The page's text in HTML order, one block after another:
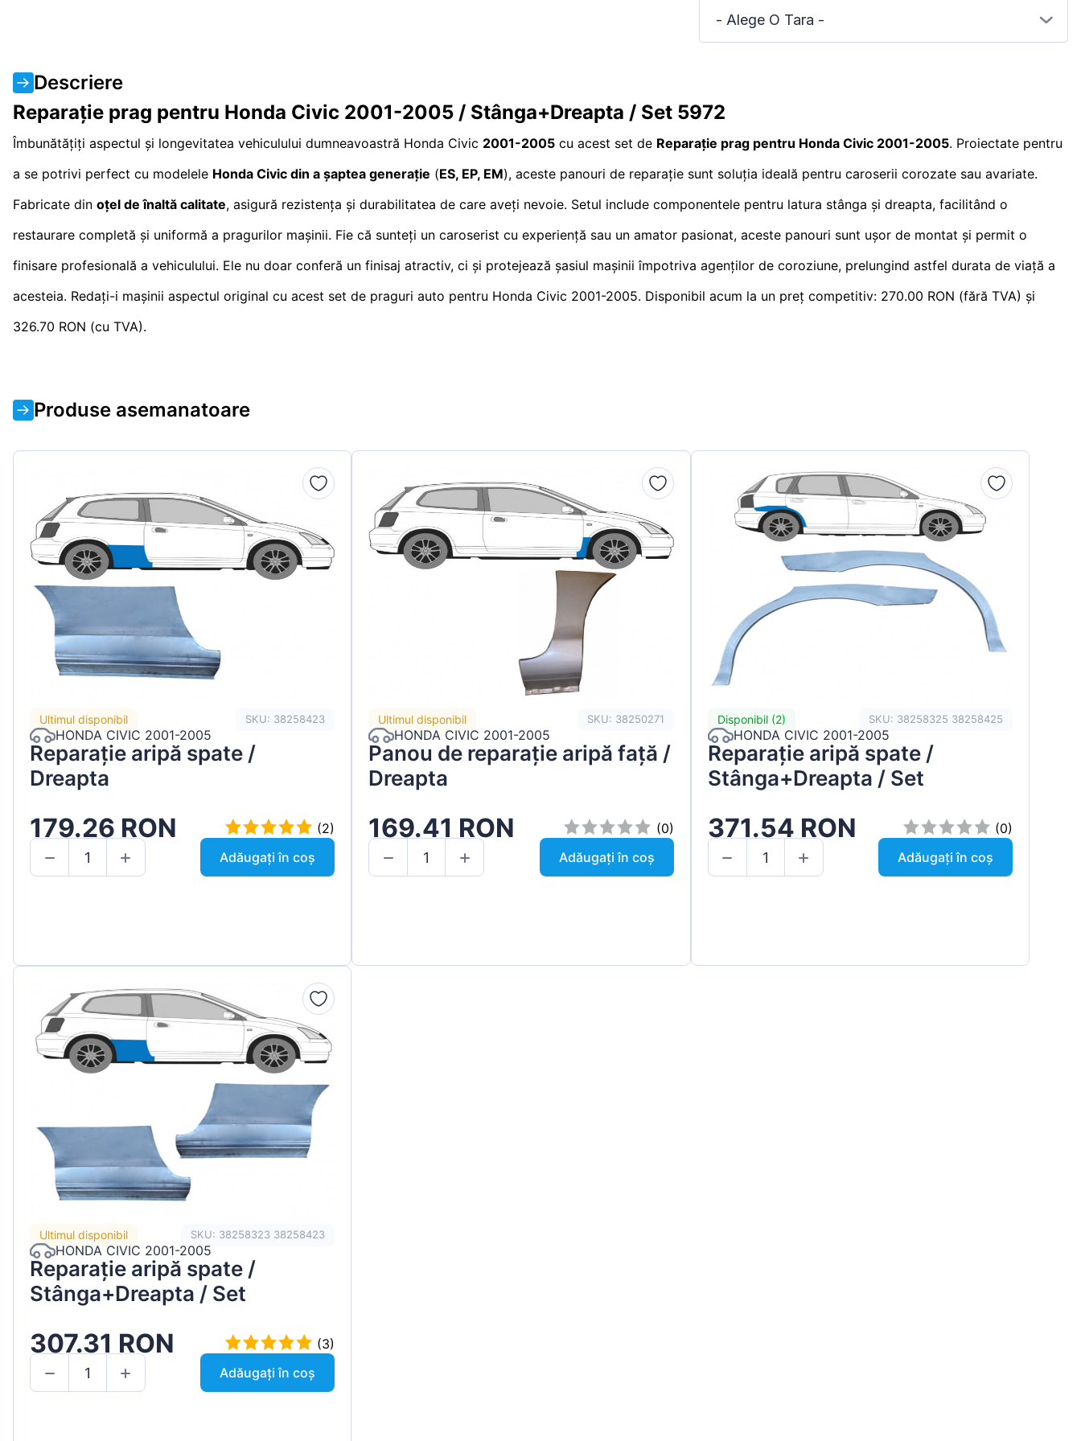
- Alege O Tara -
Descriere
Reparație prag pentru Honda Civic 2001-2005 / Stânga+Dreapta / Set 5972
Îmbunătățiți aspectul și longevitatea vehiculului dumneavoastră Honda Civic 2001-2005 cu acest set de Reparație prag pentru Honda Civic 2001-2005. Proiectate pentru
a se potrivi perfect cu modelele Honda Civic din a șaptea generație (ES, EP, EM), aceste panouri de reparație sunt soluția ideală pentru caroserii corozate sau avariate.
Fabricate din oțel de înaltă calitate, asigură rezistența și durabilitatea de care aveți nevoie. Setul include componentele pentru latura stânga și dreapta, facilitând o
restaurare completă și uniformă a pragurilor mașinii. Fie că sunteți un caroserist cu experiență sau un amator pasionat, aceste panouri sunt ușor de montat și permit o
finisare profesională a vehiculului. Ele nu doar conferă un finisaj atractiv, ci și protejează șasiul mașinii împotriva agenților de coroziune, prelungind astfel durata de viață a
acesteia. Redați-i mașinii aspectul original cu acest set de praguri auto pentru Honda Civic 2001-2005. Disponibil acum la un preț competitiv: 270.00 RON (fără TVA) și
326.70 RON (cu TVA).
Produse asemanatoare
Ultimul disponibil SKU: 38258423
HONDA CIVIC 2001-2005
Reparație aripă spate /
Dreapta
179.26 RON
(2)
Adăugați în coș
Ultimul disponibil SKU: 38250271
HONDA CIVIC 2001-2005
Panou de reparație aripă față /
Dreapta
169.41 RON
(0)
Adăugați în coș
Disponibil (2) SKU: 38258325 38258425
HONDA CIVIC 2001-2005
Reparație aripă spate /
Stânga+Dreapta / Set
371.54 RON
(0)
Adăugați în coș
Ultimul disponibil SKU: 38258323 38258423
HONDA CIVIC 2001-2005
Reparație aripă spate /
Stânga+Dreapta / Set
307.31 RON
(3)
Adăugați în coș